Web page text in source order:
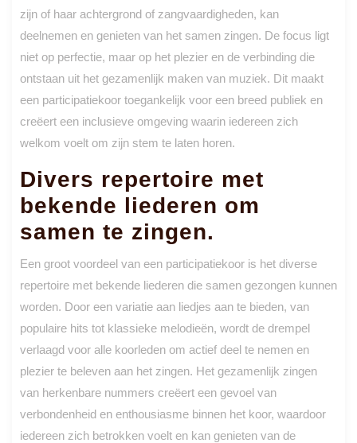
zijn of haar achtergrond of zangvaardigheden, kan
deelnemen en genieten van het samen zingen. De focus ligt
niet op perfectie, maar op het plezier en de verbinding die
ontstaan uit het gezamenlijk maken van muziek. Dit maakt
een participatiekoor toegankelijk voor een breed publiek en
creëert een inclusieve omgeving waarin iedereen zich
welkom voelt om zijn stem te laten horen.
Divers repertoire met
bekende liederen om
samen te zingen.
Een groot voordeel van een participatiekoor is het diverse
repertoire met bekende liederen die samen gezongen kunnen
worden. Door een variatie aan liedjes aan te bieden, van
populaire hits tot klassieke melodieën, wordt de drempel
verlaagd voor alle koorleden om actief deel te nemen en
plezier te beleven aan het zingen. Het gezamenlijk zingen
van herkenbare nummers creëert een gevoel van
verbondenheid en enthousiasme binnen het koor, waardoor
iedereen zich betrokken voelt en kan genieten van de